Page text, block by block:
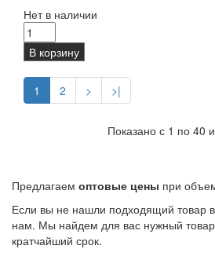
Нет в наличии
В корзину
1 2 > >|
Показано с 1 по 40
Предлагаем оптовые цены при
Если вы не нашли подходящий товар
нам. Мы найдем для вас нужный
кратчайший срок.